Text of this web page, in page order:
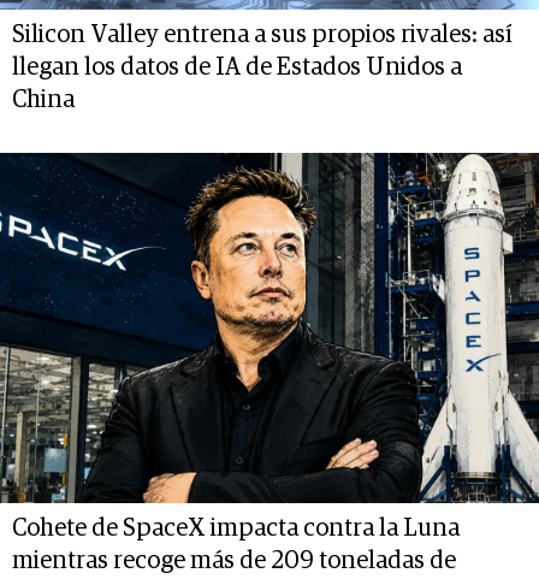
Silicon Valley entrena a sus propios rivales: así
llegan los datos de IA de Estados Unidos a
China
Cohete de SpaceX impacta contra la Luna
mientras recoge más de 209 toneladas de